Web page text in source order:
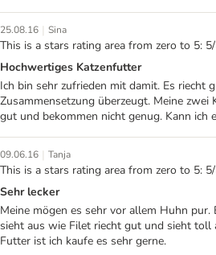
25.08.16 | Sina
This is a stars rating area from zero to 5:
Hochwertiges Katzenfutter
Ich bin sehr zufrieden mit damit. Es riecht
Zusammensetzung überzeugt. Meine zwei
gut und bekommen nicht genug. Kann ich
09.06.16 | Tanja
This is a stars rating area from zero to 5:
Sehr lecker
Meine mögen es sehr vor allem Huhn pur.
sieht aus wie Filet riecht gut und sieht toll
Futter ist ich kaufe es sehr gerne.